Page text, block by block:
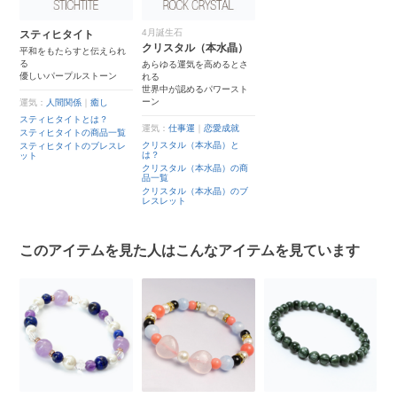
スティヒタイト
平和をもたらすと伝えられ
る
優しいパープルストーン
運気： 人間関係 ｜癒し
スティヒタイトとは？
スティヒタイトの商品一覧
スティヒタイトのブレスレ
ット
4月誕生石
クリスタル（本水晶）
あらゆる運気を高めるとさ
れる
世界中が認めるパワースト
ーン
運気：仕事運 ｜恋愛成就
クリスタル（本水晶）と
は？
クリスタル（本水晶）の商
品一覧
クリスタル（本水晶）のブ
レスレット
このアイテムを見た人はこんなアイテムを見ています